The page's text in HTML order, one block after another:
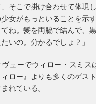
そこで掛け合わせて体現
女がもっといることを示
ね。髪を両脇で結んで、
いの。分かるでしょ？」
ヴューでウィロー・スミス
ロー』よりも多くのゲス
れている。